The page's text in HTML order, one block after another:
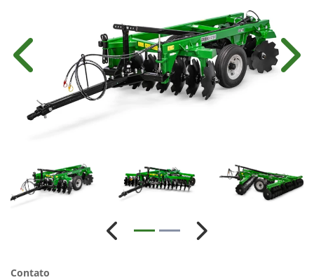
Anterior
Anterior Próximo
Contato